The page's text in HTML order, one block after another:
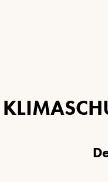
KLIMASCH
D